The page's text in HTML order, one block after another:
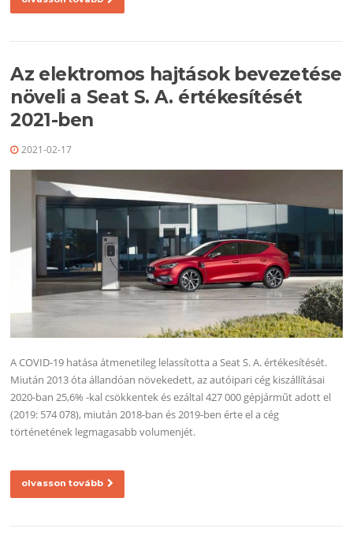
Az elektromos hajtások bevezetése
növeli a Seat S. A. értékesítését
2021-ben
2021-02-17
A COVID-19 hatása átmenetileg lelassította a Seat S. A. értékesítését.
Miután 2013 óta állandóan növekedett, az autóipari cég kiszállításai
2020-ban 25,6% -kal csökkentek és ezáltal 427 000 gépjárműt adott el
(2019: 574 078), miután 2018-ban és 2019-ben érte el a cég
történetének legmagasabb volumenjét.
olvasson tovább